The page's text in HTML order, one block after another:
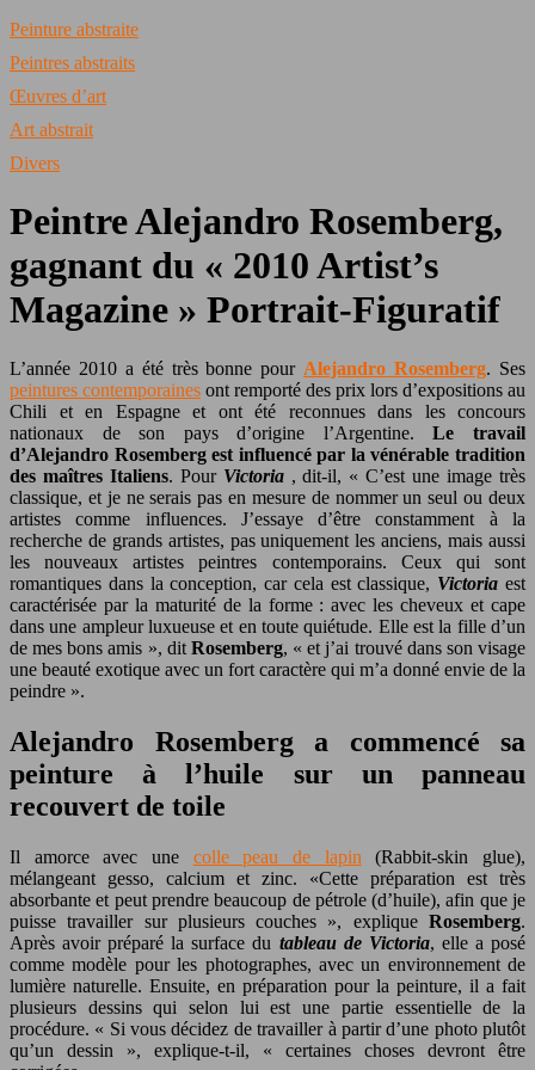
Peinture abstraite
Peintres abstraits
Œuvres d’art
Art abstrait
Divers
Peintre Alejandro Rosemberg,
gagnant du « 2010 Artist’s
Magazine » Portrait-Figuratif
L’année 2010 a été très bonne pour Alejandro Rosemberg. Ses
peintures contemporaines ont remporté des prix lors d’expositions au
Chili et en Espagne et ont été reconnues dans les concours
nationaux de son pays d’origine l’Argentine.Le travail
d’Alejandro Rosemberg est influencé par la vénérable tradition
des maîtres Italiens. Pour Victoria, dit-il, « C’est une image très
classique, et je ne serais pas en mesure de nommer un seul ou deux
artistes comme influences. J’essaye d’être constamment à la
recherche de grands artistes, pas uniquement les anciens, mais aussi
les nouveaux artistes peintres contemporains. Ceux qui sont
romantiques dans la conception, car cela est classique, Victoria est
caractérisée par la maturité de la forme : avec les cheveux et cape
dans une ampleur luxueuse et en toute quiétude. Elle est la fille d’un
de mes bons amis », dit Rosemberg, « et j’ai trouvé dans son visage
une beauté exotique avec un fort caractère qui m’a donné envie de la
peindre ».
Alejandro Rosemberg a commencé sa
peinture à l’huile sur un panneau
recouvert de toile
Il amorce avec une colle peau de lapin (Rabbit-skin glue),
mélangeant gesso, calcium et zinc. «Cette préparation est très
absorbante et peut prendre beaucoup de pétrole (d’huile), afin que je
puisse travailler sur plusieurs couches », explique Rosemberg.
Après avoir préparé la surface du tableau de Victoria, elle a posé
comme modèle pour les photographes, avec un environnement de
lumière naturelle. Ensuite, en préparation pour la peinture, il a fait
plusieurs dessins qui selon lui est une partie essentielle de la
procédure. « Si vous décidez de travailler à partir d’une photo plutôt
qu’un dessin », explique-t-il, « certaines choses devront être